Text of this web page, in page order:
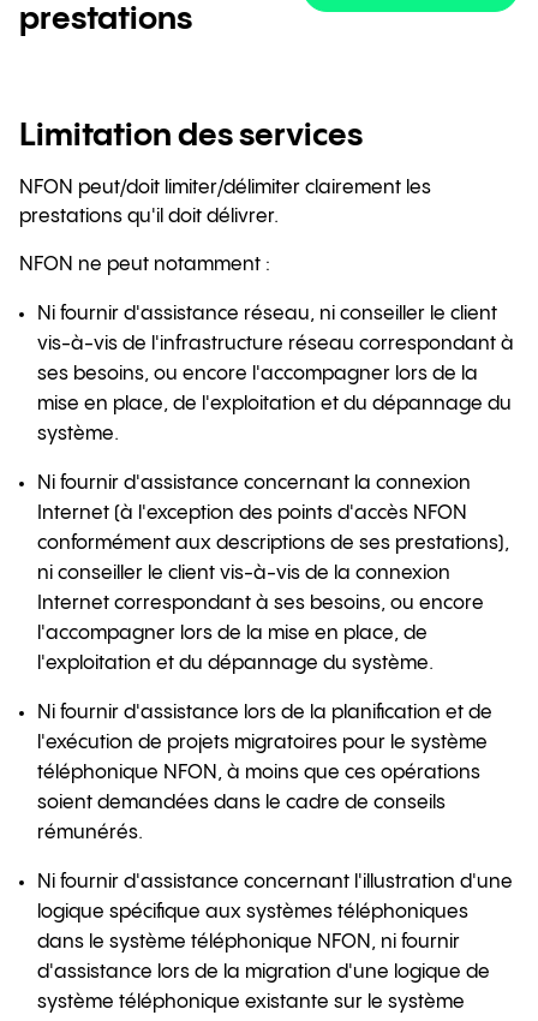
prestations
Limitation des services
NFON peut/doit limiter/délimiter clairement les
prestations qu'il doit délivrer.
NFON ne peut notamment :
Ni fournir d'assistance réseau, ni conseiller le client
vis-à-vis de l'infrastructure réseau correspondant à
ses besoins, ou encore l'accompagner lors de la
mise en place, de l'exploitation et du dépannage du
système.
Ni fournir d'assistance concernant la connexion
Internet (à l'exception des points d'accès NFON
conformément aux descriptions de ses prestations),
ni conseiller le client vis-à-vis de la connexion
Internet correspondant à ses besoins, ou encore
l'accompagner lors de la mise en place, de
l'exploitation et du dépannage du système.
Ni fournir d'assistance lors de la planification et de
l'exécution de projets migratoires pour le système
téléphonique NFON, à moins que ces opérations
soient demandées dans le cadre de conseils
rémunérés.
Ni fournir d'assistance concernant l'illustration d'une
logique spécifique aux systèmes téléphoniques
dans le système téléphonique NFON, ni fournir
d'assistance lors de la migration d'une logique de
système téléphonique existante sur le système